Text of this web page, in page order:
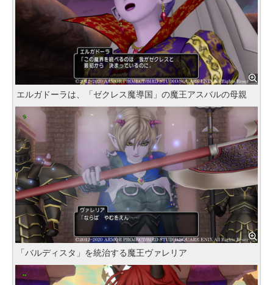
エルガドーラは、「ゼクレス魔導国」の魔王アスバルの母親
「バルディスタ」を統治する魔王ヴァレリア